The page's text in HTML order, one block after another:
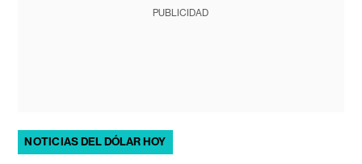
PUBLICIDAD
NOTICIAS DEL DÓLAR HOY